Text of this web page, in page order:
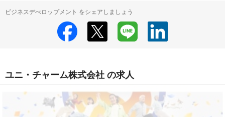
ビジネスデべロップメント をシェアしましょう
ユニ・チャーム株式会社 の求人